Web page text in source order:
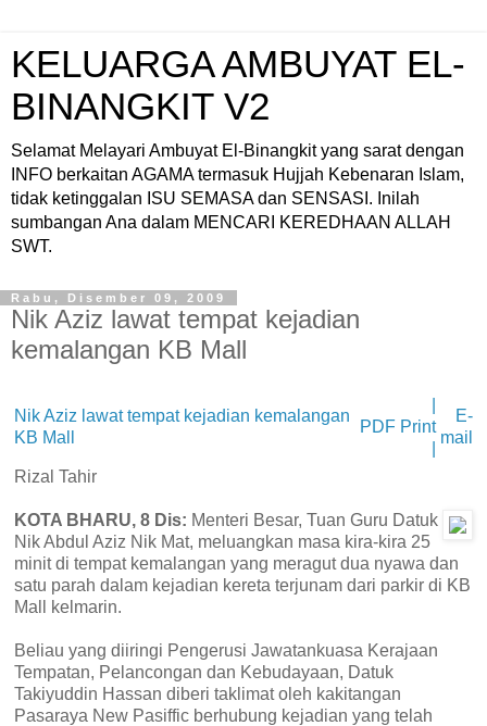
KELUARGA AMBUYAT EL-
BINANGKIT V2
Selamat Melayari Ambuyat El-Binangkit yang sarat dengan
INFO berkaitan AGAMA termasuk Hujjah Kebenaran Islam,
tidak ketinggalan ISU SEMASA dan SENSASI. Inilah
sumbangan Ana dalam MENCARI KEREDHAAN ALLAH
SWT.
Rabu, Disember 09, 2009
Nik Aziz lawat tempat kejadian
kemalangan KB Mall
Nik Aziz lawat tempat kejadian kemalangan
KB Mall
PDF Print
E-
mail
Rizal Tahir
KOTA BHARU, 8 Dis: Menteri Besar, Tuan Guru Datuk
Nik Abdul Aziz Nik Mat, meluangkan masa kira-kira 25
minit di tempat kemalangan yang meragut dua nyawa dan
satu parah dalam kejadian kereta terjunam dari parkir di KB
Mall kelmarin.
Beliau yang diiringi Pengerusi Jawatankuasa Kerajaan
Tempatan, Pelancongan dan Kebudayaan, Datuk
Takiyuddin Hassan diberi taklimat oleh kakitangan
Pasaraya New Pasiffic berhubung kejadian yang telah